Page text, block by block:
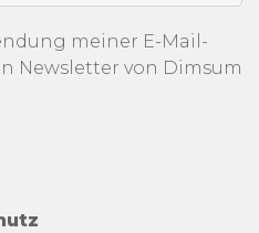
meiner E-Mail-
Newsletter von Dimsum